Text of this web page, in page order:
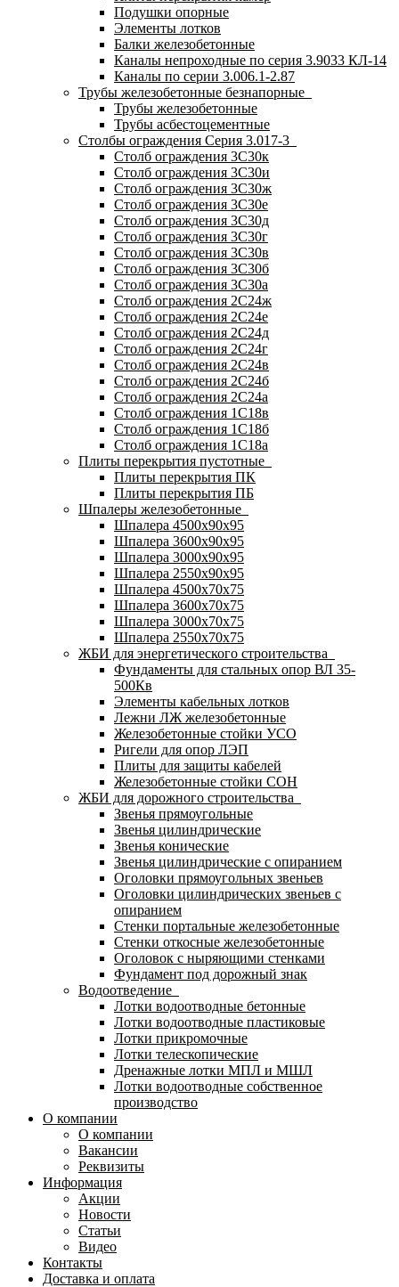
Подушки опорные
Элементы лотков
Балки железобетонные
Каналы непроходные по серия 3.9033 КЛ-14
Каналы по серии 3.006.1-2.87
Трубы железобетонные безнапорные
Трубы железобетонные
Трубы асбестоцементные
Столбы ограждения Серия 3.017-3
Столб ограждения 3С30к
Столб ограждения 3С30и
Столб ограждения 3С30ж
Столб ограждения 3С30е
Столб ограждения 3С30д
Столб ограждения 3С30г
Столб ограждения 3С30в
Столб ограждения 3С30б
Столб ограждения 3С30а
Столб ограждения 2С24ж
Столб ограждения 2С24е
Столб ограждения 2С24д
Столб ограждения 2С24г
Столб ограждения 2С24в
Столб ограждения 2С24б
Столб ограждения 2С24а
Столб ограждения 1С18в
Столб ограждения 1С18б
Столб ограждения 1С18а
Плиты перекрытия пустотные
Плиты перекрытия ПК
Плиты перекрытия ПБ
Шпалеры железобетонные
Шпалера 4500х90х95
Шпалера 3600х90х95
Шпалера 3000х90х95
Шпалера 2550х90х95
Шпалера 4500х70х75
Шпалера 3600х70х75
Шпалера 3000х70х75
Шпалера 2550х70х75
ЖБИ для энергетического строительства
Фундаменты для стальных опор ВЛ 35-
500Кв
Элементы кабельных лотков
Лежни ЛЖ железобетонные
Железобетонные стойки УСО
Ригели для опор ЛЭП
Плиты для защиты кабелей
Железобетонные стойки СОН
ЖБИ для дорожного строительства
Звенья прямоугольные
Звенья цилиндрические
Звенья конические
Звенья цилиндрические с опиранием
Оголовки прямоугольных звеньев
Оголовки цилиндрических звеньев с
опиранием
Стенки портальные железобетонные
Стенки откосные железобетонные
Оголовок с ныряющими стенками
Фундамент под дорожный знак
Водоотведение
Лотки водоотводные бетонные
Лотки водоотводные пластиковые
Лотки прикромочные
Лотки телескопические
Дренажные лотки МПЛ и МШЛ
Лотки водоотводные собственное
производство
О компании
О компании
Вакансии
Реквизиты
Информация
Акции
Новости
Статьи
Видео
Контакты
Доставка и оплата